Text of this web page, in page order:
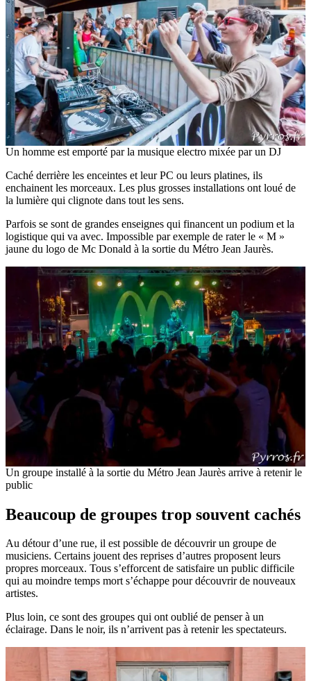
Un homme est emporté par la musique electro mixée par un DJ
Caché derrière les enceintes et leur PC ou leurs platines, ils
enchainent les morceaux. Les plus grosses installations ont loué de
la lumière qui clignote dans tout les sens.
Parfois se sont de grandes enseignes qui financent un podium et la
logistique qui va avec. Impossible par exemple de rater le « M »
jaune du logo de Mc Donald à la sortie du Métro Jean Jaurès.
Un groupe installé à la sortie du Métro Jean Jaurès arrive à retenir le
public
Beaucoup de groupes trop souvent cachés
Au détour d’une rue, il est possible de découvrir un groupe de
musiciens. Certains jouent des reprises d’autres proposent leurs
propres morceaux. Tous s’efforcent de satisfaire un public difficile
qui au moindre temps mort s’échappe pour découvrir de nouveaux
artistes.
Plus loin, ce sont des groupes qui ont oublié de penser à un
éclairage. Dans le noir, ils n’arrivent pas à retenir les spectateurs.